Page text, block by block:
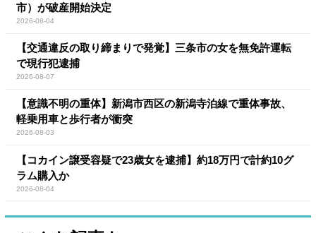
市）が破産開始決定
2026-08-04
【交通違反の取り締まりで発覚】三条市の女を無免許運転
で現行犯逮捕
2026-08-07
【意識不明の重体】新潟市西区の新潟寺泊線で重体事故、
軽乗用車と歩行者が衝突
2026-08-03
【コカイン譲受容疑で23歳女を逮捕】約18万円で計約10グ
ラム購入か
2026-08-04